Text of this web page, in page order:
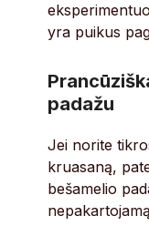
yra puikus
padažu
Jei norite
kruasaną,
bešamelio